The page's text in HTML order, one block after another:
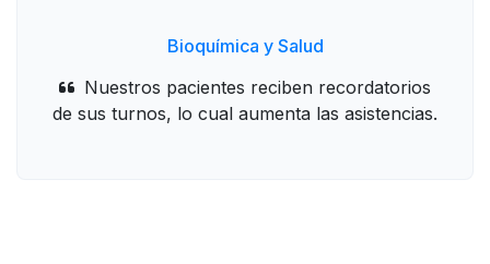
Bioquímica y Salud
Nuestros pacientes reciben recordatorios
de sus turnos, lo cual aumenta las asistencias.